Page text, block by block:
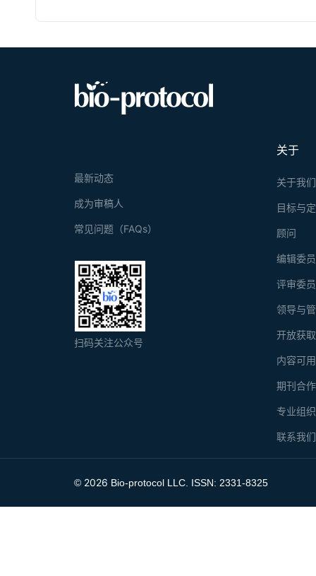
关于
关于我们
目标与
顾问
编辑委
评审委
领导与
开放获
内容可
期刊合
专业组
联系我们
最新动态
成为审稿人
常见问题（FAQs）
扫码关注公众号
© 2026 Bio-protocol LLC. ISSN: 2331-8325